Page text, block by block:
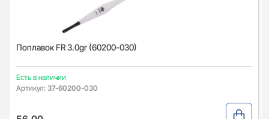
Поплавок FR 3.0gr (60200-030)
Есть в наличии
Артикул: 37-60200-030